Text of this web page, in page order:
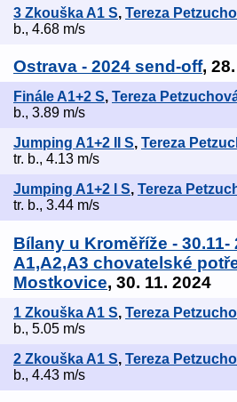
3 Zkouška A1 S, Tereza
b., 4.68 m/s
Ostrava - 2024 send-off,
Finále A1+2 S, Tereza
b., 3.89 m/s
Jumping A1+2 II S, Tereza
tr. b., 4.13 m/s
Jumping A1+2 I S, Tereza
tr. b., 3.44 m/s
Bílany u Kroměříže -
A1,A2,A3 chovatelské
Mostkovice, 30. 11. 2024
1 Zkouška A1 S, Tereza
b., 5.05 m/s
2 Zkouška A1 S, Tereza
b., 4.43 m/s